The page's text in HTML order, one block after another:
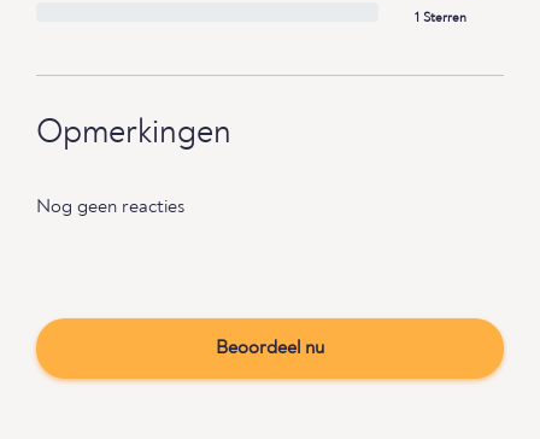
1 Sterren
Opmerkingen
Nog geen reacties
Beoordeel nu